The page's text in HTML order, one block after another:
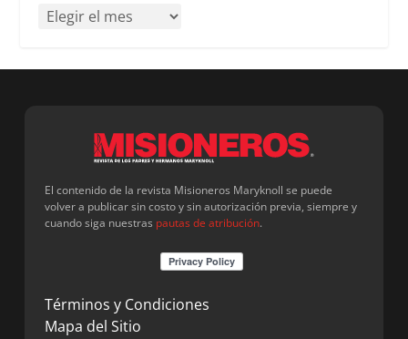
El contenido de la revista Misioneros Maryknoll se puede
volver a publicar sin costo y sin autorización previa, siempre y
cuando siga nuestras pautas de atribución.
Términos y Condiciones
Mapa del Sitio